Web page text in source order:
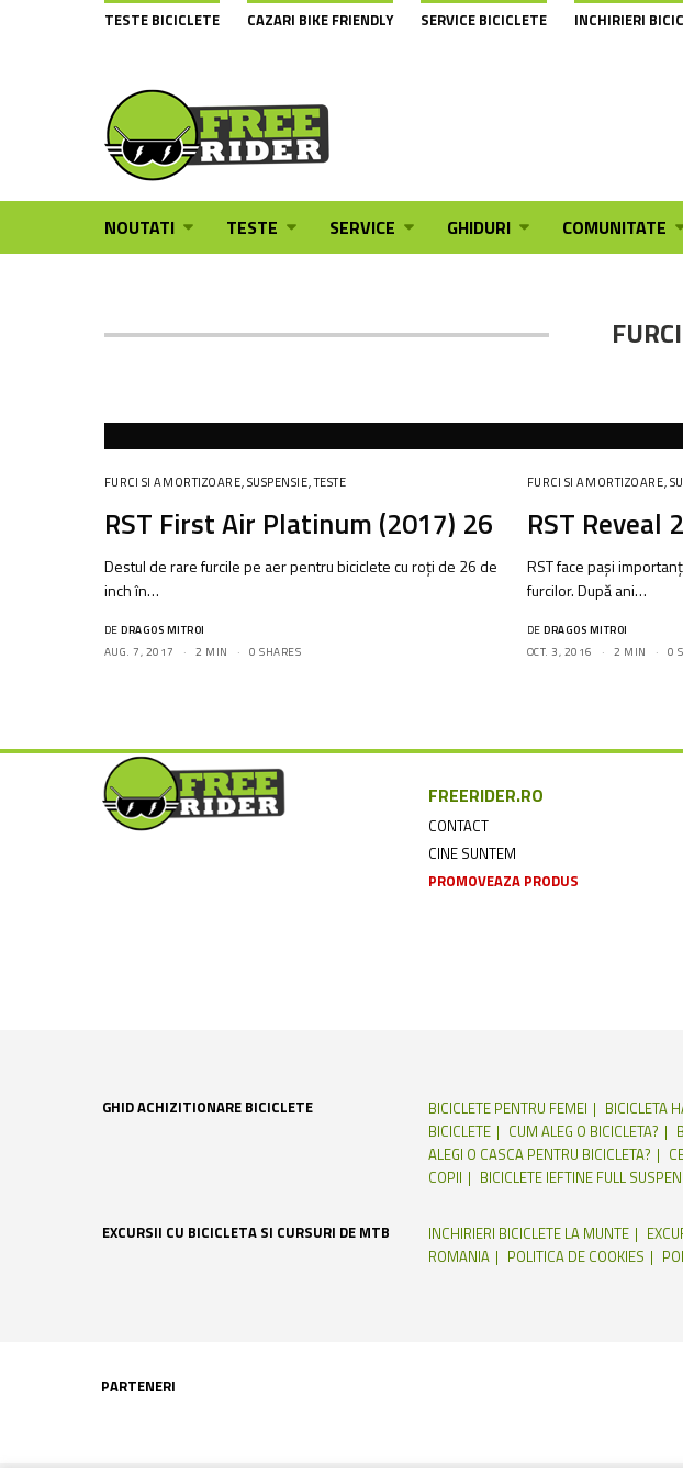
TESTE BICICLETE CAZARI BIKE FRIENDLY SERVICE BICICLETE INCHIRIERI
NOUTATI TESTE SERVICE GHIDURI COMUNITATE
FURCI SI AMORTIZOARE,SUSPENSIE,TESTE
RST First Air Platinum (2017) 26
Destul de rare furcile pe aer pentru biciclete cu roți de 26 de
inch în…
DE DRAGOS MITROI
AUG. 7, 2017
2 MIN 0 SHARES
FURCI SI AMORTIZOARE,
RST Reveal
RST face pași
furcilor. După ani…
DE DRAGOS MITROI
OCT. 3, 2016
2 MIN 0
FREERIDER.RO
CONTACT
CINE SUNTEM
PROMOVEAZA PRODUS
GHID ACHIZITIONARE BICICLETE BICICLETE PENTRU FEMEI BICICLETA
BICICLETE
CUM ALEG O BICICLETA?
ALEGI O CASCA PENTRU BICICLETA?
COPII
BICICLETE IEFTINE FULL
EXCURSII CU BICICLETA SI CURSURI DE MTB INCHIRIERI BICICLETE LA MUNTE
ROMANIA
POLITICA DE COOKIES
PARTENERI